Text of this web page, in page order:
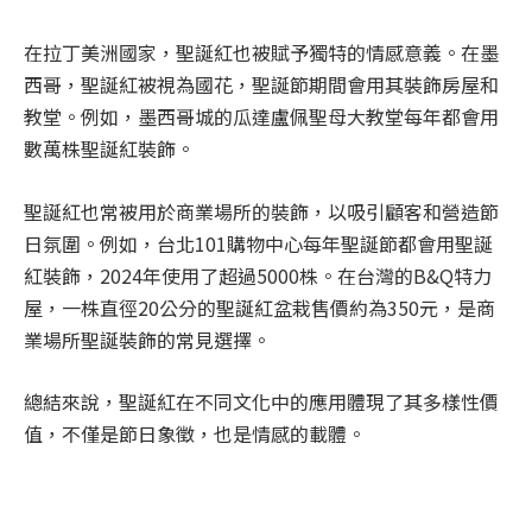
在拉丁美洲國家，聖誕紅也被賦予獨特的情感意義。在墨
西哥，聖誕紅被視為國花，聖誕節期間會用其裝飾房屋和
教堂。例如，墨西哥城的瓜達盧佩聖母大教堂每年都會用
數萬株聖誕紅裝飾。
聖誕紅也常被用於商業場所的裝飾，以吸引顧客和營造節
日氛圍。例如，台北101購物中心每年聖誕節都會用聖誕
紅裝飾，2024年使用了超過5000株。在台灣的B&Q特力
屋，一株直徑20公分的聖誕紅盆栽售價約為350元，是商
業場所聖誕裝飾的常見選擇。
總結來說，聖誕紅在不同文化中的應用體現了其多樣性價
值，不僅是節日象徵，也是情感的載體。